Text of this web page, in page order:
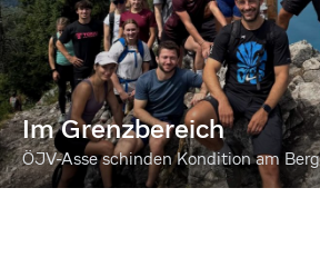
Im Grenzbereich
ÖJV-Asse schinden Kondition am Berg